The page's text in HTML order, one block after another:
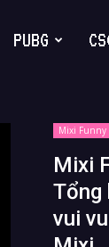
PUBG
Mixi Funny
Mixi
Tổng
vui